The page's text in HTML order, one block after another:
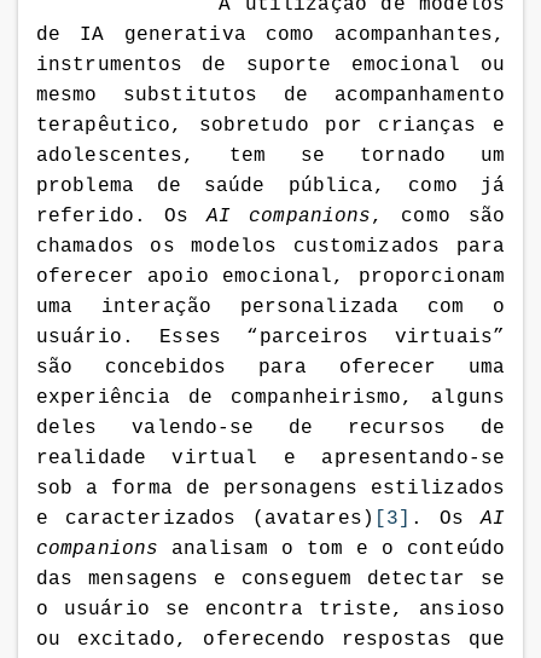
A utilização de modelos
de IA generativa como acompanhantes,
instrumentos de suporte emocional ou
mesmo substitutos de acompanhamento
terapêutico, sobretudo por crianças e
adolescentes, tem se tornado um
problema de saúde pública, como já
referido. OsAI companions, como são
chamados os modelos customizados para
oferecer apoio emocional, proporcionam
uma interação personalizada com o
usuário. Esses “parceiros virtuais”
são concebidos para oferecer uma
experiência de companheirismo, alguns
deles valendo-se de recursos de
realidade virtual e apresentando-se
sob a forma de personagens estilizados
e caracterizados (avatares)
[3] . OsAI
companions analisam o tom e o conteúdo
das mensagens e conseguem detectar se
o usuário se encontra triste, ansioso
ou excitado, oferecendo respostas que